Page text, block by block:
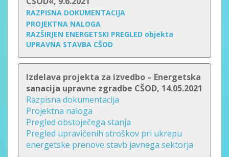
RAZPISNA DOKUMENTACIJA
PROJEKTNA NALOGA
RAZŠIRJEN ENERGETSKI PREGLED objekta
UPRAVNA STAVBA CŠOD
Izdelava projekta za izvedbo – Energetska
sanacija upravne zgradbe CŠOD, 14.05.2021
Razpisna dokumentacija
Projektna naloga
Pregled obstoječega stanja
Pregled upravičenih stroškov pri ukrepu
energetske prenove stavb javnega sektorja